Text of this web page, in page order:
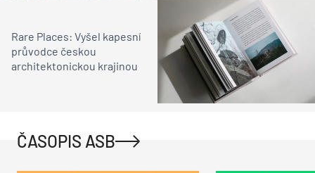
Rare Places: Vyšel kapesní
průvodce českou
architektonickou krajinou
ČASOPIS ASB